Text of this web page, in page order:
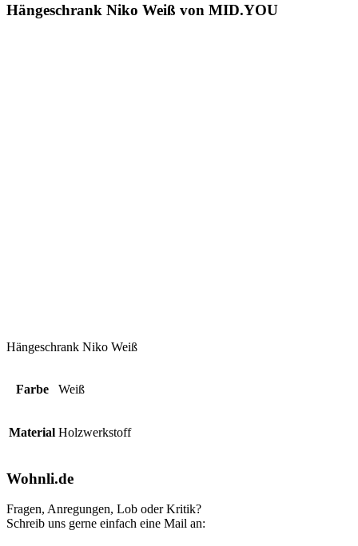
Hängeschrank Niko Weiß von MID.YOU
Hängeschrank Niko Weiß
Farbe Weiß
Material Holzwerkstoff
Wohnli.de
Fragen, Anregungen, Lob oder Kritik?
Schreib uns gerne einfach eine Mail an: